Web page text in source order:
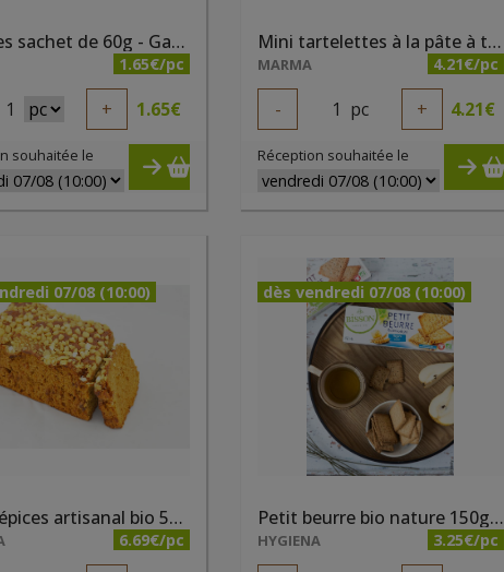
Galettes sachet de 60g - Galettes de Violette
1.65€/pc
1 + 1.65€
souhaitée le
Mini tartelettes à la pâte à tartiner bianca Nocciolata et quinoa soufflé bio 250g
MARMA 4.21€/pc
- 1 pc + 4.21€
Réception souhaitée le
07/08 (10:00)
Pain d'épices artisanal bio 500g Hygiena
6.69€/pc
dès vendredi 07/08 (10:00)
Petit beurre bio nature 150g Bisson
HYGIENA 3.25€/pc